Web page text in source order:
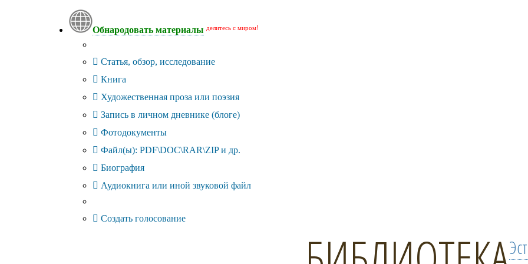
Обнародовать материалы делитесь с миром!
Статья, обзор, исследование
Книга
Художественная проза или поэзия
Запись в личном дневнике (блоге)
Фотодокументы
Файл(ы): PDF\DOC\RAR\ZIP и др.
Биография
Аудиокнига или иной звуковой файл
Создать голосование